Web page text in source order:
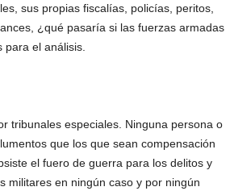
sus propias fiscalías, policías, peritos,
¿qué pasaría si las fuerzas armadas
el análisis.
tribunales especiales. Ninguna persona o
que los que sean compensación
el fuero de guerra para los delitos y
militares en ningún caso y por ningún